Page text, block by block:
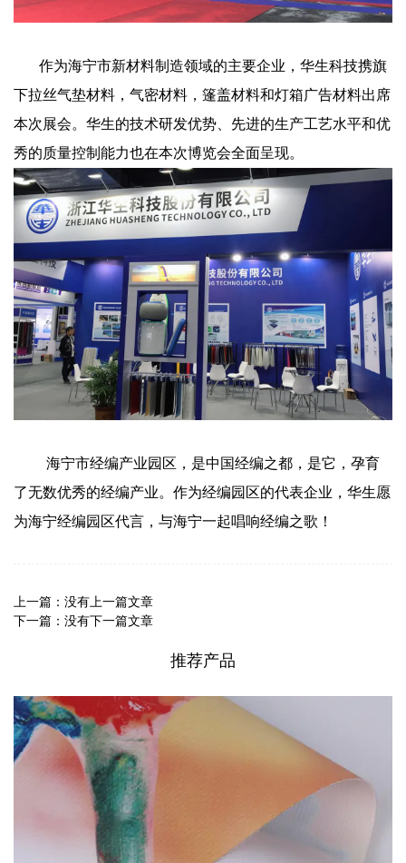
作为海宁市新材料制造领域的主要企业，华生科技携旗
下拉丝气垫材料，气密材料，篷盖材料和灯箱广告材料出席
本次展会。华生的技术研发优势、先进的生产工艺水平和优
秀的质量控制能力也在本次博览会全面呈现。
海宁市经编产业园区，是中国经编之都，是它，孕育
了无数优秀的经编产业。作为经编园区的代表企业，华生愿
为海宁经编园区代言，与海宁一起唱响经编之歌！
上一篇：没有上一篇文章
下一篇：没有下一篇文章
推荐产品